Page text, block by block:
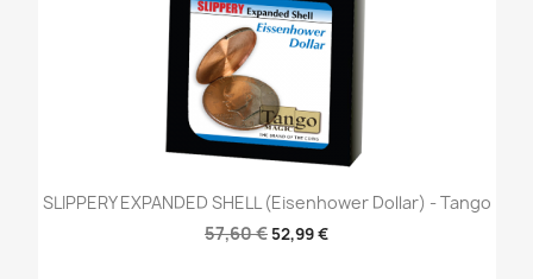
SLIPPERY EXPANDED SHELL (Eisenhower Dollar) - Tango
57,60 € 52,99 €